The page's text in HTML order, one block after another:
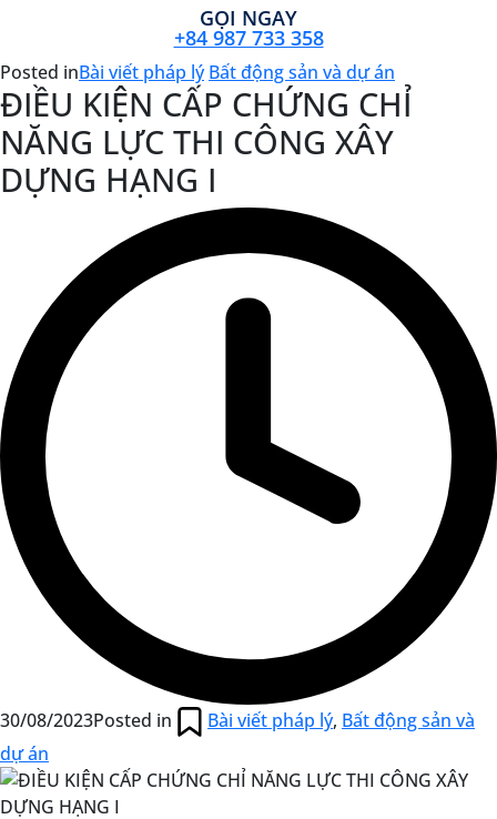
GỌI NGAY
+84 987 733 358
Posted inBài viết pháp lý Bất động sản và dự án
ĐIỀU KIỆN CẤP CHỨNG CHỈ
NĂNG LỰC THI CÔNG XÂY
DỰNG HẠNG I
30/08/2023Posted in Bài viết pháp lý, Bất động sản và
dự án